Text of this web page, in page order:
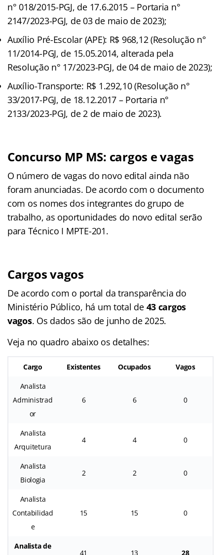
n° 018/2015-PGJ, de 17.6.2015 – Portaria n°
2147/2023-PGJ, de 03 de maio de 2023);
Auxílio Pré-Escolar (APE): R$ 968,12 (Resolução n°
11/2014-PGJ, de 15.05.2014, alterada pela
Resolução n° 17/2023-PGJ, de 04 de maio de 2023);
Auxílio-Transporte: R$ 1.292,10 (Resolução n°
33/2017-PGJ, de 18.12.2017 – Portaria n°
2133/2023-PGJ, de 2 de maio de 2023).
Concurso MP MS: cargos e vagas
O número de vagas do novo edital ainda não
foram anunciadas. De acordo com o documento
com os nomes dos integrantes do grupo de
trabalho, as oportunidades do novo edital serão
para Técnico I MPTE-201.
Cargos vagos
De acordo com o portal da transparência do
Ministério Público, há um total de 43 cargos
vagos. Os dados são de junho de 2025.
Veja no quadro abaixo os detalhes:
Cargo Existentes Ocupados Vagos
Analista
Administrad
or
6 6 0
Analista
Arquitetura
4 4 0
Analista
Biologia
2 2 0
Analista
Contabilidad
e
15 15 0
Analista de
41 13 28